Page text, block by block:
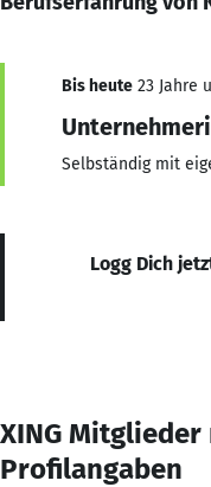
Bis heute 23 Jahre
Selbständig mit
Logg Dich
XING
Profilangaben